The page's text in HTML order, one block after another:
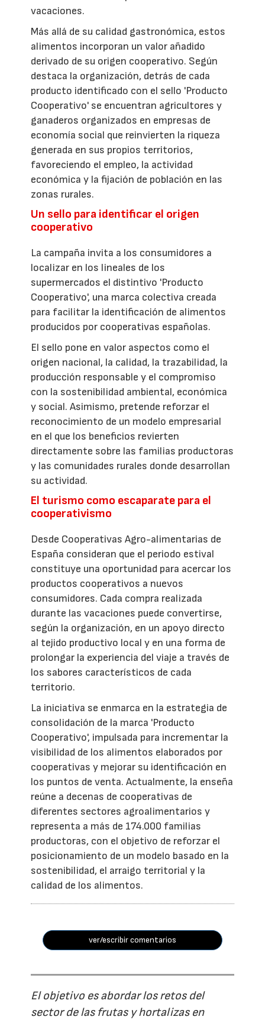
vacaciones.
Más allá de su calidad gastronómica, estos
alimentos incorporan un valor añadido
derivado de su origen cooperativo. Según
destaca la organización, detrás de cada
producto identificado con el sello 'Producto
Cooperativo' se encuentran agricultores y
ganaderos organizados en empresas de
economía social que reinvierten la riqueza
generada en sus propios territorios,
favoreciendo el empleo, la actividad
económica y la fijación de población en las
zonas rurales.
Un sello para identificar el origen
cooperativo
La campaña invita a los consumidores a
localizar en los lineales de los
supermercados el distintivo 'Producto
Cooperativo', una marca colectiva creada
para facilitar la identificación de alimentos
producidos por cooperativas españolas.
El sello pone en valor aspectos como el
origen nacional, la calidad, la trazabilidad, la
producción responsable y el compromiso
con la sostenibilidad ambiental, económica
y social. Asimismo, pretende reforzar el
reconocimiento de un modelo empresarial
en el que los beneficios revierten
directamente sobre las familias productoras
y las comunidades rurales donde desarrollan
su actividad.
El turismo como escaparate para el
cooperativismo
Desde Cooperativas Agro-alimentarias de
España consideran que el periodo estival
constituye una oportunidad para acercar los
productos cooperativos a nuevos
consumidores. Cada compra realizada
durante las vacaciones puede convertirse,
según la organización, en un apoyo directo
al tejido productivo local y en una forma de
prolongar la experiencia del viaje a través de
los sabores característicos de cada
territorio.
La iniciativa se enmarca en la estrategia de
consolidación de la marca 'Producto
Cooperativo', impulsada para incrementar la
visibilidad de los alimentos elaborados por
cooperativas y mejorar su identificación en
los puntos de venta. Actualmente, la enseña
reúne a decenas de cooperativas de
diferentes sectores agroalimentarios y
representa a más de 174.000 familias
productoras, con el objetivo de reforzar el
posicionamiento de un modelo basado en la
sostenibilidad, el arraigo territorial y la
calidad de los alimentos.
ver/escribir comentarios
El objetivo es abordar los retos del
sector de las frutas y hortalizas en